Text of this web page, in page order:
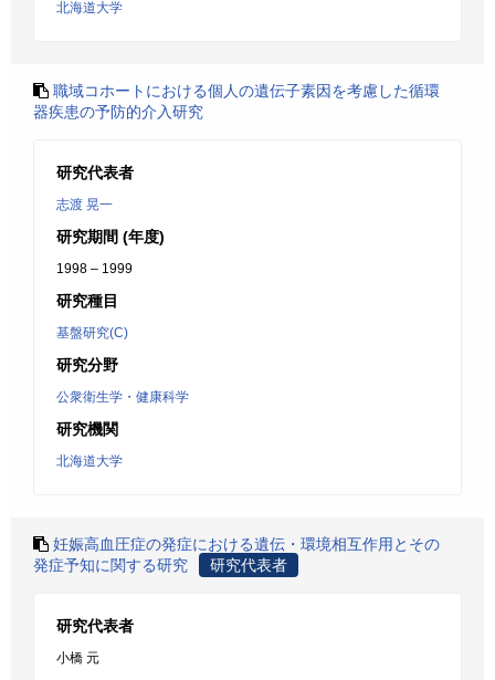
北海道大学
職域コホートにおける個人の遺伝子素因を考慮した循環
器疾患の予防的介入研究
研究代表者
志渡 晃一
研究期間 (年度)
1998 – 1999
研究種目
基盤研究(C)
研究分野
公衆衛生学・健康科学
研究機関
北海道大学
妊娠高血圧症の発症における遺伝・環境相互作用とその
発症予知に関する研究
研究代表者
研究代表者
小橋 元